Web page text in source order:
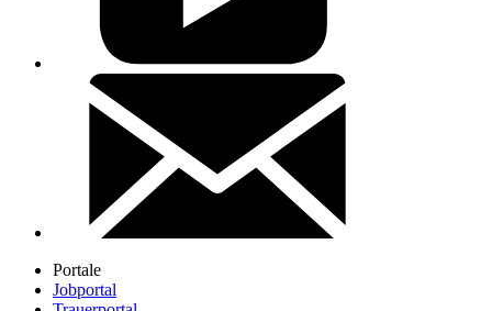
Portale
Jobportal